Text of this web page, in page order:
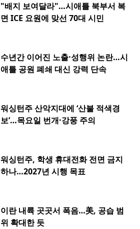
"배지 보여달라"…시애틀 북부서 복
면 ICE 요원에 맞선 70대 시민
수년간 이어진 노출·성행위 논란…시
애틀 공원 폐쇄 대신 강력 단속
워싱턴주 산악지대에 ‘산불 적색경
보’…목요일 번개·강풍 주의
워싱턴주, 학생 휴대전화 전면 금지
하나…2027년 시행 목표
이란 내륙 곳곳서 폭음…美, 공습 범
위 확대한 듯